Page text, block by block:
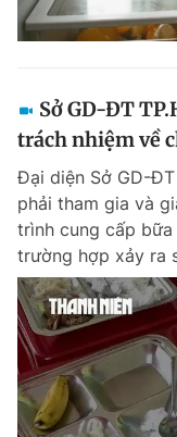
Sở GD-ĐT
trách nhiệm về
Đại diện Sở GD-ĐT
phải tham gia và
trình cung cấp
trường hợp xảy ra